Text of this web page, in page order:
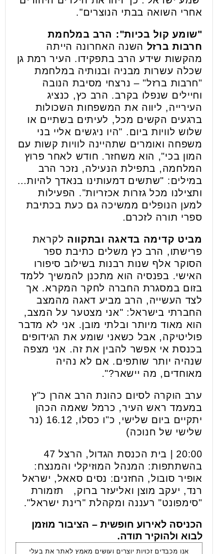
אחרי השואה בבתי הנוצרים".
"שומע קול בכיות": הרב במלחמת
חרבות ברזל השנה האחרונה הייתה
מהקשות שידע הרב בתפקידו. העיר רמת גן
שכלה עשרות מבניה ובנותיה במלחמת
"חרבות ברזל" – נרצחי מסיבת הנובה
וחיילים שנפלו בקרב. הרב כץ, כנציג
העירייה, ליווה את המשפחות השכולות
ברגעים הקשים מכל, לעיתים בשתיים או
שלוש לוויות ביום. "היו ניגשים אליי בני
משפחה ואומרים שתהיינה לוויות קשות עם
המון בכי", הוא משחזר. חודש לאחר פרוץ
המלחמה, בתפילת הנעילה, נזכר הרב
במילים: "שתשים דמעותינו בנאדך להיות…
ותצילנו מכל גזרות אכזריות". הפעילות
למען הנופלים ממשיכה גם כעת בכתיבת
ספרי תורה לזכרם.
מביט קדימה בדאגה ובתקווה לקראת
פרישתו, הרב כץ משלים כתיבת ספר
הסוקר אלף שנות רבנות בשילוב סיפורו
האישי. בפנסיה הוא מתכנן להמשיך ללמד
בזום במסגרת החברה לחקר המקרא. אך
לצד העשייה, הרב מביע דאגה מהמצב
החברתי בישראל: "אני מצטער על המצב,
הוא מאוד מיותר ובלתי מובן. אני לא מדבר
פוליטיקה, אבל כשאני שומע את הגידופים
בכנסת אי אפשר להבין את זה. אני מצפה
שנהיה יותר שותפים. אם לא נהיה
מאוחדים, מה יישאר?".
ערב הוקרה לסיום כהונת הרב אהרן כ"ץ
במעמד ראש העיר, כרמל שאמה הכהן
יתקיים ביום שלישי, כ"ו כסלו, 16.12 (נר
שלישי של חנוכה)
20:00 | בית הכנסת הגדול, הרצל 47
בהשתתפות: המנהל המוזיקלי והמנצח:
אופיר סובול, החזנים: נסים סאאל, ישראל
רנד, יעקב מוצן ואליעזר ברוק, תזמורת
"סימפונט" רעננה ומקהלת "רינת ישראל".
הכניסה לאירוע חופשית – הציבור מוזמן
לבוא ולהוקיר תודה.
אנו מכבדים זכויות יוצרים ועושים מאמץ לאתר את בעלי